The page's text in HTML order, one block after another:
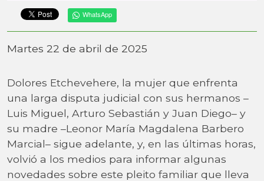
WhatsApp
Martes 22 de abril de 2025
Dolores Etchevehere, la mujer que enfrenta
una larga disputa judicial con sus hermanos –
Luis Miguel, Arturo Sebastián y Juan Diego– y
su madre –Leonor María Magdalena Barbero
Marcial– sigue adelante, y, en las últimas horas,
volvió a los medios para informar algunas
novedades sobre este pleito familiar que lleva